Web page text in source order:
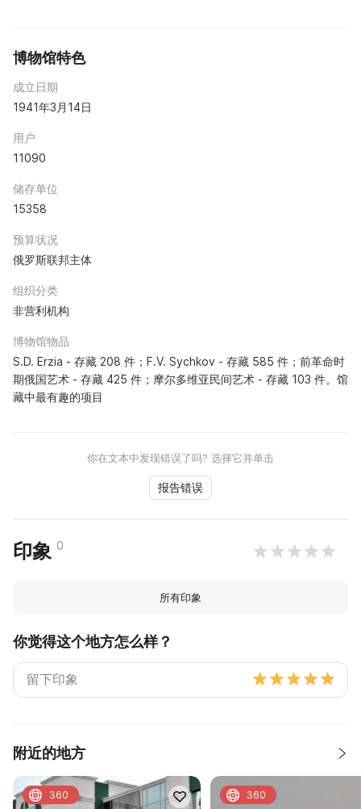
博物馆特色
成立日期
1941年3月14日
用户
11090
储存单位
15358
预算状况
俄罗斯联邦主体
组织分类
非营利机构
博物馆物品
S.D. Erzia - 存藏 208 件；F.V. Sychkov - 存藏 585 件；前革命时
期俄国艺术 - 存藏 425 件；摩尔多维亚民间艺术 - 存藏 103 件。馆
藏中最有趣的项目
你在文本中发现错误了吗? 选择它并单击
报告错误
印象 0
所有印象
你觉得这个地方怎么样？
附近的地方
360 360